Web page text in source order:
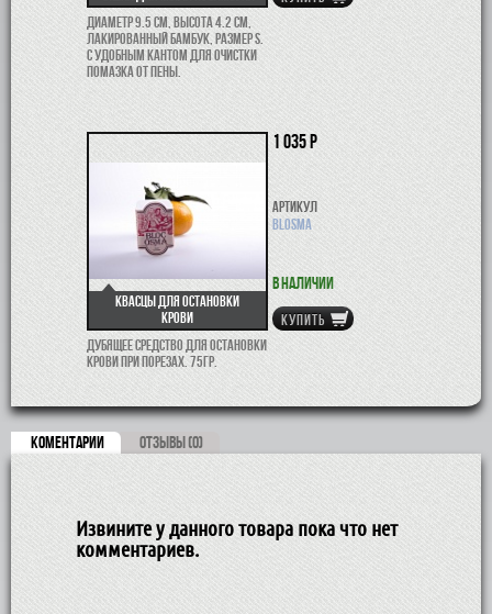
Диаметр 9.5 см, высота 4.2 см,
лакированный бамбук, размер S.
С удобным кантом для очистки
помазка от пены.
Квасцы для остановки
крови
Дубящее средство для остановки
крови при порезах. 75гр.
1 035 р
Артикул
BLOSMA
В наличии
КУПИТЬ
КОМЕНТАРИИ ОТЗЫВЫ (0)
Извините у данного товара пока что нет
комментариев.